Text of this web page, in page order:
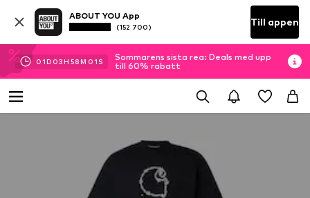
ABOUT YOU App
(152 700) Till appen
01D 03H 58M 01 S
Sommarens sista rea: Deals med upp
till 60% rabatt